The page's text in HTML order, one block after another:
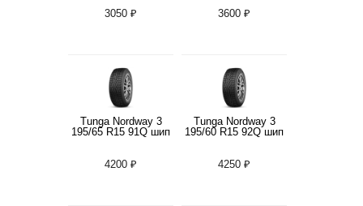
3050 ₽
3600 ₽
Tunga Nordway 3
195/65 R15 91Q шип
4200 ₽
Tunga Nordway 3
195/60 R15 92Q шип
4250 ₽